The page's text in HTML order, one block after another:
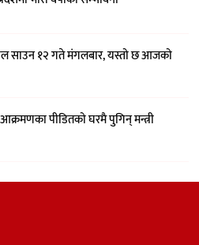
साउन १२ गते मंगलबार, यस्तो छ आजको
पीडितको घरमै पुगिन् मन्त्री